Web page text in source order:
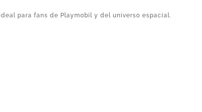
para fans de Playmobil y del universo espacial.